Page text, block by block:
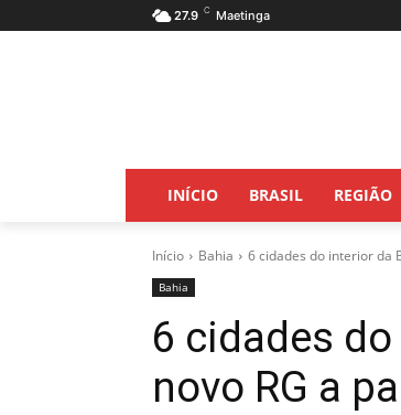
27.9 C Maetinga
INÍCIO BRASIL REGIÃO
Início Bahia 6 cidades do interior da
Bahia
6 cidades
novo RG a